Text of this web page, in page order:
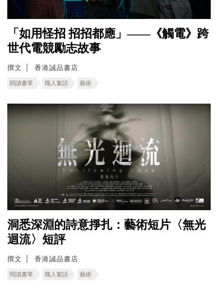
「如用怪招 招招都應」——《觸電》跨
世代電競勵志故事
撰文 香港誠品書店
閱讀書單 職人絮語 藝術
洞悉深淵的詩意掙扎：藝術短片〈無光
迴流〉短評
撰文 香港誠品書店
閱讀書單 職人絮語 藝術